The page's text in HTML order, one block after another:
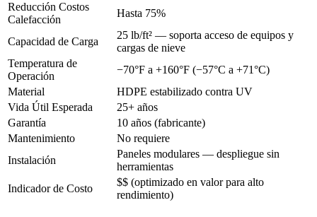
Reducción Costos
Calefacción
Hasta 75%
Capacidad de Carga
25 lb/ft² — soporta acceso de equipos y
cargas de nieve
Temperatura de
Operación
−70°F a +160°F (−57°C a +71°C)
Material
HDPE estabilizado contra UV
Vida Útil Esperada
25+ años
Garantía
10 años (fabricante)
Mantenimiento
No requiere
Instalación
Paneles modulares — despliegue sin
herramientas
Indicador de Costo
$$ (optimizado en valor para alto
rendimiento)